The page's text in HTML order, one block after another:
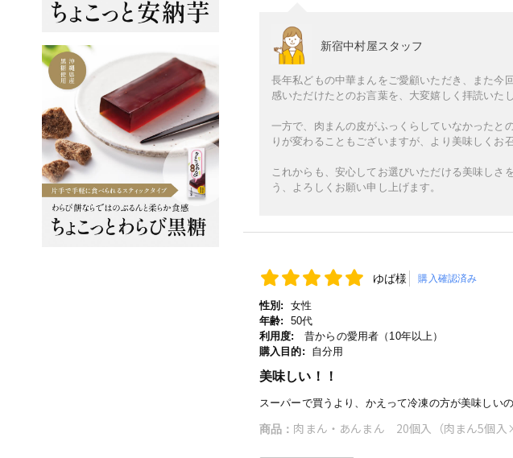
新宿中村屋スタッフ
長年私どもの中華まんをご愛顧いただき、また今
感いただけたとのお言葉を、大変嬉しく拝読いたし
一方で、肉まんの皮がふっくらしていなかったと
りが変わることもございますが、より美味しくお
これからも、安心してお選びいただける美味しさ
う、よろしくお願い申し上げます。
ゆば様 購入確認済み
性別:
女性
年齢:
50代
利用度:
昔からの愛用者（10年以上）
購入目的:
自分用
美味しい！！
スーパーで買うより、かえって冷凍の方が美味しい
商品： 肉まん・あんまん 20個入（肉まん5個入